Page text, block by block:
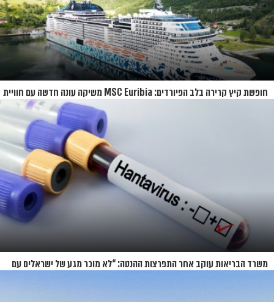
חופשת קיץ קרירה בלב הפיורדים: MSC Euribia משיקה עונה חדשה עם חוויית
משרד הבריאות עוקב אחר התפרצות ההנטה: “לא מוכר מגע של ישראלים עם